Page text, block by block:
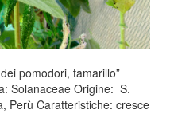
pomodori, tamarillo”
Solanaceae Origine: S.
Perù Caratteristiche: cresce